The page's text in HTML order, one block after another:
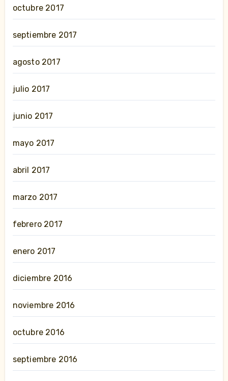
octubre 2017
septiembre 2017
agosto 2017
julio 2017
junio 2017
mayo 2017
abril 2017
marzo 2017
febrero 2017
enero 2017
diciembre 2016
noviembre 2016
octubre 2016
septiembre 2016